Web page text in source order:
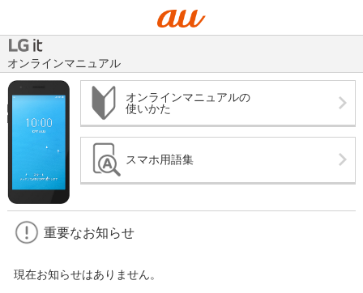
オンラインマニュアル
オンラインマニュアルの
使いかた
スマホ用語集
重要なお知らせ
現在お知らせはありません。